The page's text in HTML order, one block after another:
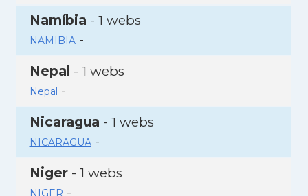
Namíbia - 1 webs
NAMIBIA-
Nepal - 1 webs
Nepal -
Nicaragua - 1 webs
NICARAGUA-
Niger- 1 webs
NIGER -